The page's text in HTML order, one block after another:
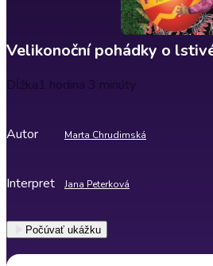
Velikonoční pohádky o
Dĺžka1 hodina 3 minúty
Autor Marta Chrudimská
Interpret Jana Peterková
Počúvať ukážku